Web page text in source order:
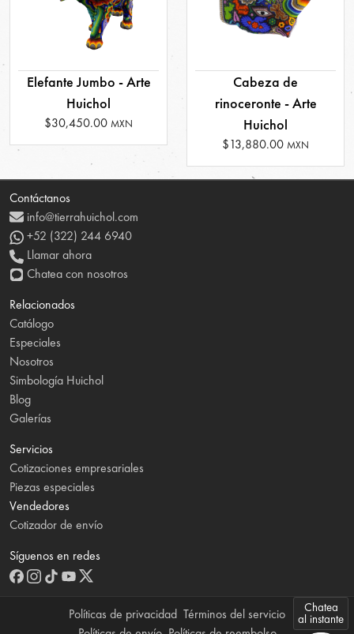
Elefante Jumbo - Arte
Huichol
$30,450.00 MXN
Cabeza de
rinoceronte - Arte
Huichol
$13,880.00 MXN
Chatea
al instante
Contáctanos
info@tierrahuichol.com
+52 (322) 244 6940
Llamar ahora
Chatea con nosotros
Relacionados
Catálogo
Especiales
Nosotros
Simbología Huichol
Blog
Galerías
Servicios
Cotizaciones empresariales
Piezas especiales
Vendedores
Cotizador de envío
Síguenos en redes
Políticas de privacidad Términos del servicio